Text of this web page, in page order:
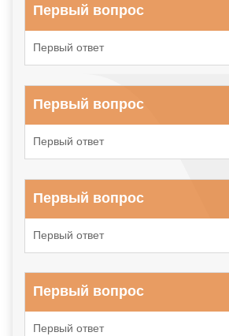
Первый вопрос
Первый ответ
Первый вопрос
Первый ответ
Первый вопрос
Первый ответ
Первый вопрос
Первый ответ